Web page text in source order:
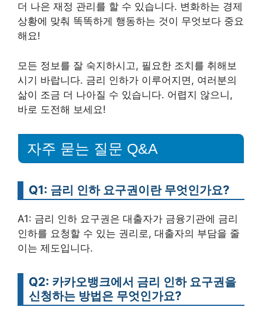
더 나은 재정 관리를 할 수 있습니다. 변화하는 경제
상황에 맞춰 똑똑하게 행동하는 것이 무엇보다 중요
해요!
모든 정보를 잘 숙지하시고, 필요한 조치를 취해보
시기 바랍니다. 금리 인하가 이루어지면, 여러분의
삶이 조금 더 나아질 수 있습니다. 어렵지 않으니,
바로 도전해 보세요!
자주 묻는 질문 Q&A
Q1: 금리 인하 요구권이란 무엇인가요?
A1: 금리 인하 요구권은 대출자가 금융기관에 금리
인하를 요청할 수 있는 권리로, 대출자의 부담을 줄
이는 제도입니다.
Q2: 카카오뱅크에서 금리 인하 요구권을
신청하는 방법은 무엇인가요?